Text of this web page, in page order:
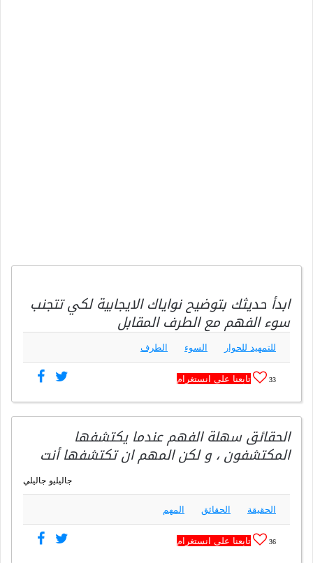
ابدأ حديثك بتوضيح نواياك الايجابية لكي تتجنب
سوء الفهم مع الطرف المقابل
للتمهيد للحوار السوء الطرف
33 تابعنا على انستغرام
الحقائق سهلة الفهم عندما يكتشفها
المكتشفون ، و لكن المهم ان تكتشفها أنت
جاليليو جاليلي
الحقيقة الحقائق المهم
36 تابعنا على انستغرام